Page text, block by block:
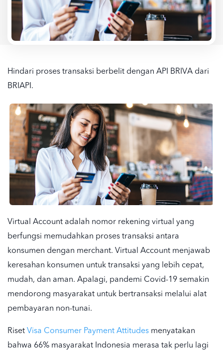
Hindari proses transaksi berbelit dengan API BRIVA dari
BRIAPI.
Virtual Account adalah nomor rekening virtual yang
berfungsi memudahkan proses transaksi antara
konsumen dengan merchant. Virtual Account menjawab
keresahan konsumen untuk transaksi yang lebih cepat,
mudah, dan aman. Apalagi, pandemi Covid-19 semakin
mendorong masyarakat untuk bertransaksi melalui alat
pembayaran non-tunai.
Riset Visa Consumer Payment Attitudes menyatakan
bahwa 66% masyarakat Indonesia merasa tak perlu lagi